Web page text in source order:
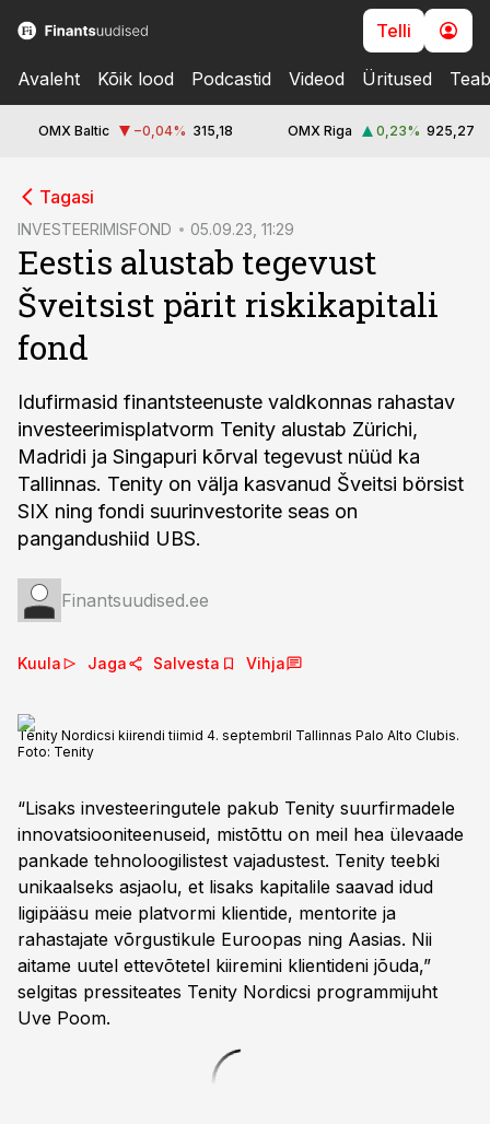
Telli
Avaleht Kõik lood Podcastid Videod Üritused
OMX Baltic −0,04% 315,18 OMX Riga 0,23% 925,27
Tagasi
INVESTEERIMISFOND 05.09.23, 11:29
Eestis alustab tegevust
Šveitsist pärit riskikapitali
fond
Idufirmasid finantsteenuste valdkonnas rahastav
investeerimisplatvorm Tenity alustab Zürichi,
Madridi ja Singapuri kõrval tegevust nüüd ka
Tallinnas. Tenity on välja kasvanud Šveitsi börsist
SIX ning fondi suurinvestorite seas on
pangandushiid UBS.
Finantsuudised.ee
Kuula Jaga Salvesta Vihja
Tenity Nordicsi kiirendi tiimid 4. septembril Tallinnas Palo Alto Clubis.
Foto: Tenity
“Lisaks investeeringutele pakub Tenity suurfirmadele
innovatsiooniteenuseid, mistõttu on meil hea ülevaade
pankade tehnoloogilistest vajadustest. Tenity teebki
unikaalseks asjaolu, et lisaks kapitalile saavad idud
ligipääsu meie platvormi klientide, mentorite ja
rahastajate võrgustikule Euroopas ning Aasias. Nii
aitame uutel ettevõtetel kiiremini klientideni jõuda,”
selgitas pressiteates Tenity Nordicsi programmijuht
Uve Poom.